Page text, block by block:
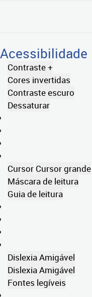
Acessibilidade
Contraste +
Cores invertidas
Contraste escuro
Dessaturar
Cursor Cursor grande
Máscara de leitura
Guia de leitura
Dislexia Amigável
Dislexia Amigável
Fontes legíveis